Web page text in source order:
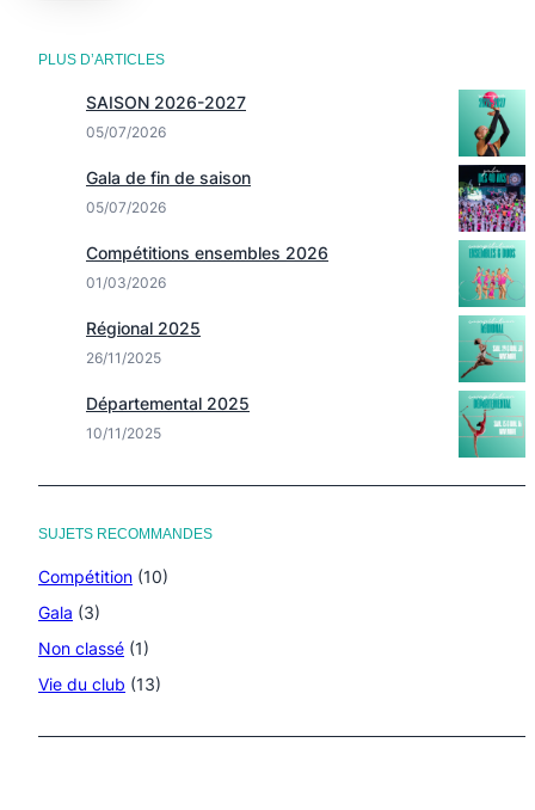
PLUS D’ARTICLES
SAISON 2026-2027
05/07/2026
Gala de fin de saison
05/07/2026
Compétitions ensembles 2026
01/03/2026
Régional 2025
26/11/2025
Départemental 2025
10/11/2025
SUJETS RECOMMANDES
Compétition (10)
Gala (3)
Non classé (1)
Vie du club (13)